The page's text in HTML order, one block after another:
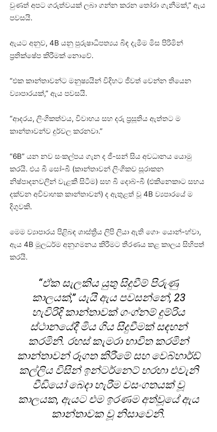
වුණත් අපට ගරුත්වයක් ලබා ගන්න කරන තෝරා ගැනීමක්,” ඇය
පවසයි.
ඇයට අනුව, 4B යනු පුරුෂාධිපත්‍යය බිඳ දැමීම මිස පිරිමින්
ප්‍රතික්ෂේප කිරීමක් නොවේ.
“එක කාන්තාවන්ට මනුෂ්‍යයින් විදිහට ජීවත් වෙන්න තියෙන
ව්‍යාපාරයක්,” ඇය පවසයි.
“ආදරය, ලිංගිකත්වය, විවාහය සහ දරු ප්‍රසූතිය ඇත්තට ම
කාන්තාවන්ව දුර්වල කරනවා.”
“6B” යන නව සංකල්පය ගැන ද ජී-සන් සිය අවධානය යොමු
කරයි. එය බී සෝ-බී (කාන්තාවන් ලිංගිකව සූරාකන
නිෂ්පාදනවලින් වැළකී සිටීම) සහ බී දොබ්-බී (එකිනෙකාට සහය
දක්වන අවිවාහක කාන්තාවන්) ද ඇතුළත් වූ 4B ව්‍යපාරයේ ම
දිගුවකි.
මෙම ව්‍යාපාරය පිළිබඳ ශාස්ත්‍රීය ලිපි ලියා ඇති ගොං යොන්-හ්වා,
ඇය 4B මූලධර්ම අනුගමනය කිරීමට තීරණය කළ කාලය සිහිපත්
කරයි.
“ඒක සැලකිය යුතු සිදුවීම් පිරුණු
කාලයක්,” යැයි ඇය පවසන්නේ, 23
හැවිරිදි කාන්තාවක් ගංග්නම් දුම්රිය
ස්ථානයේදී මිය ගිය සිදුවීමක් සඳහන්
කරමිනි. රහස් කැමරා භාවිත කරමින්
කාන්තාවන් රූගත කිරීමේ සහ වෙබ්හාර්ඩ්
කල්ලිය විසින් ඉන්ටර්නෙට් හරහා එවැනි
වීඩියෝ බෙදා හැරීම වසංගතයක් වූ
කාලයක, ඇයට එම ඉරණම අත්වූයේ ඇය
කාන්තාවක වූ නිසාවෙනි.